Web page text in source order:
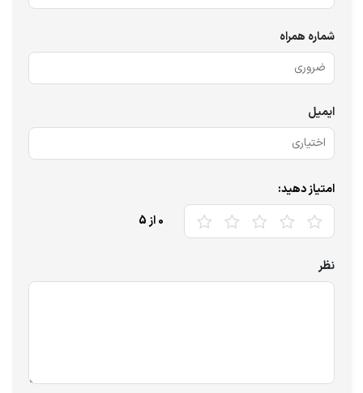
شماره همراه
ایمیل
امتیاز دهید:
0از 5
نظر